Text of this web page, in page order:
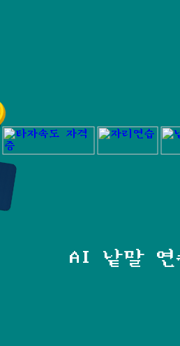
AI 낱말